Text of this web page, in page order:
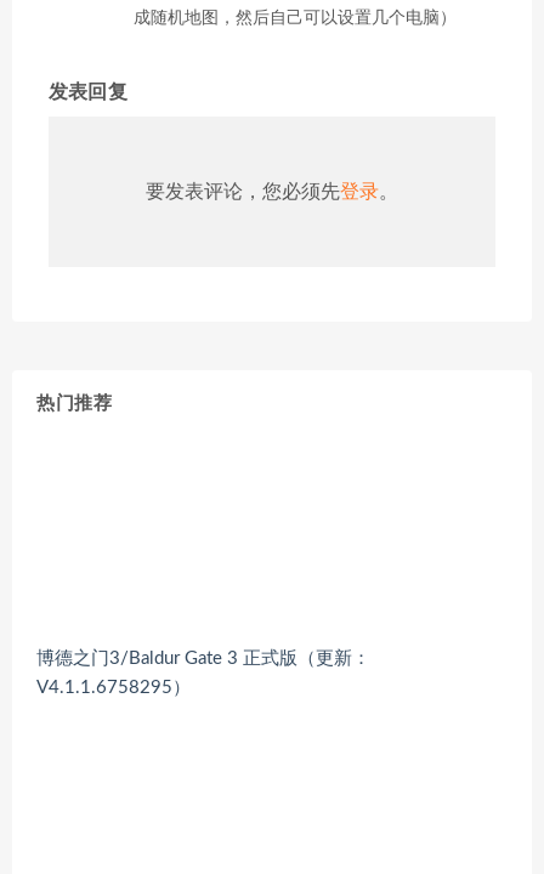
成随机地图，然后自己可以设置几个电脑）
发表回复
要发表评论，您必须先登录。
热门推荐
博德之门3/Baldur Gate 3 正式版（更新：
V4.1.1.6758295）